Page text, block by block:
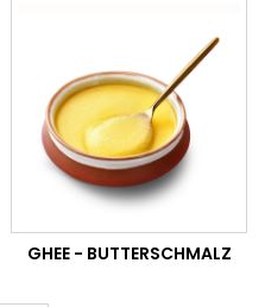
GHEE - BUTTERSCHMALZ